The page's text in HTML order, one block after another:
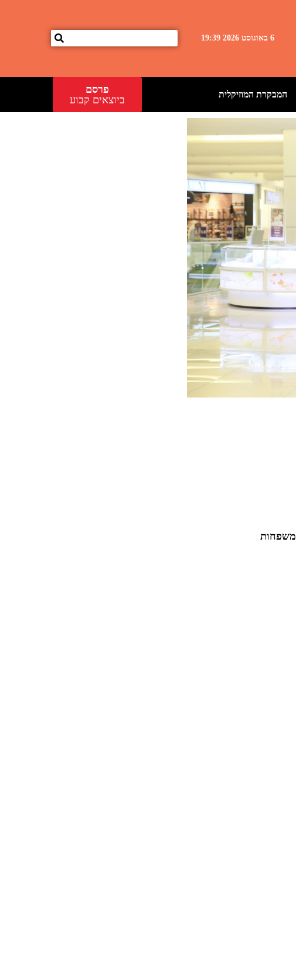
6 באוגוסט 2026 19:39
המבקרת המוזיקלית
פרסם
ביוצאים קבוע
אמש, הגיעה מורן אטיאס יחד עם בכירי קניון הדר, להירתם למהלך שהובילה, אריזות מזון חגיגיות , למען 1,000 משפחות